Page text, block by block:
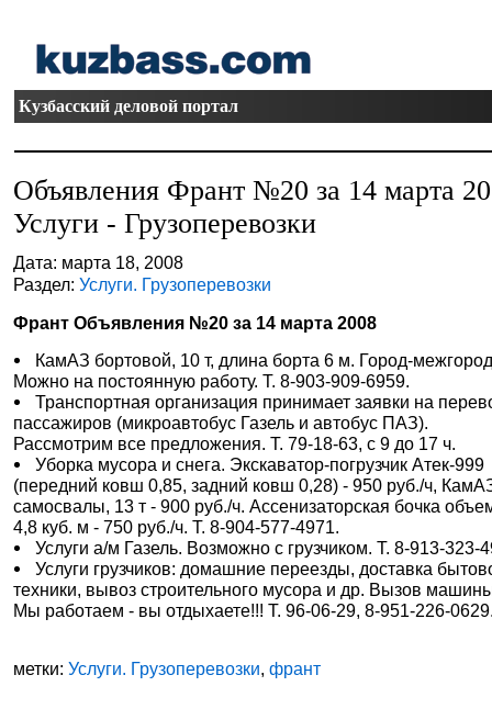
Кузбасский деловой портал
Объявления Франт №20 за 14 марта
Услуги - Грузоперевозки
Дата: марта 18, 2008
Раздел:Услуги. Грузоперевозки
Франт Объявления №20 за 14 марта 2008
КамАЗ бортовой, 10 т, длина борта 6 м. Город-
Можно на постоянную работу. Т. 8-903-909-6959.
Транспортная организация принимает заявки на
пассажиров (микроавтобус Газель и автобус ПАЗ).
Рассмотрим все предложения. Т. 79-18-63, с 9 до 17 ч.
Уборка мусора и снега. Экскаватор-погрузчик Атек-999
(передний ковш 0,85, задний ковш 0,28) - 950 руб./ч,
самосвалы, 13 т - 900 руб./ч. Ассенизаторская бочка
4,8 куб. м - 750 руб./ч. Т. 8-904-577-4971.
Услуги а/м Газель. Возможно с грузчиком. Т. 8-913-323-
Услуги грузчиков: домашние переезды, доставка
техники, вывоз строительного мусора и др. Вызов
Мы работаем - вы отдыхаете!!! Т. 96-06-29, 8-951-226-
метки:Услуги. Грузоперевозки,франт